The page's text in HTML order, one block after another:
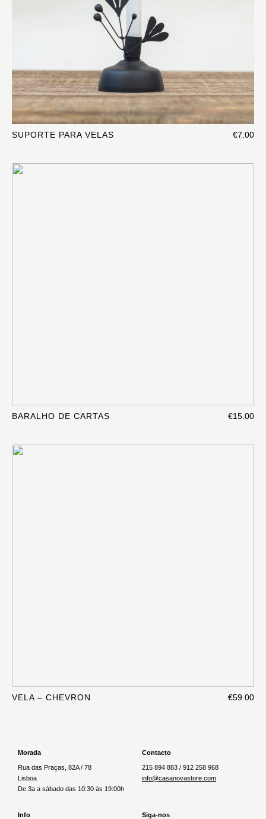
SUPORTE PARA VELAS €7.00
BARALHO DE CARTAS €15.00
VELA – CHEVRON €59.00
Morada
Rua das Praças, 82A / 78
Lisboa
De 3a a sábado das 10:30 às 19:00h
Contacto
215 894 883 / 912 258 968
info@casanovastore.com
Info Siga-nos